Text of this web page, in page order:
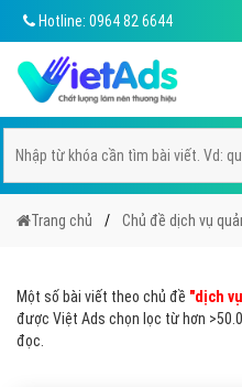
Hotline: 0964 82 6644
Trang chủ Chủ đề dịch vụ
Một số bài viết theo chủ đề "dịch
được Việt Ads chọn lọc từ hơn
đọc.